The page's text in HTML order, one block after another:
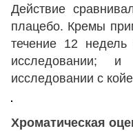
Действие
плацебо. Кремы
течение 12 недель
исследовании;
исследовании с
Хроматическая